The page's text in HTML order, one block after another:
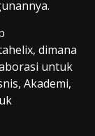
dimana
untuk
Akademi,